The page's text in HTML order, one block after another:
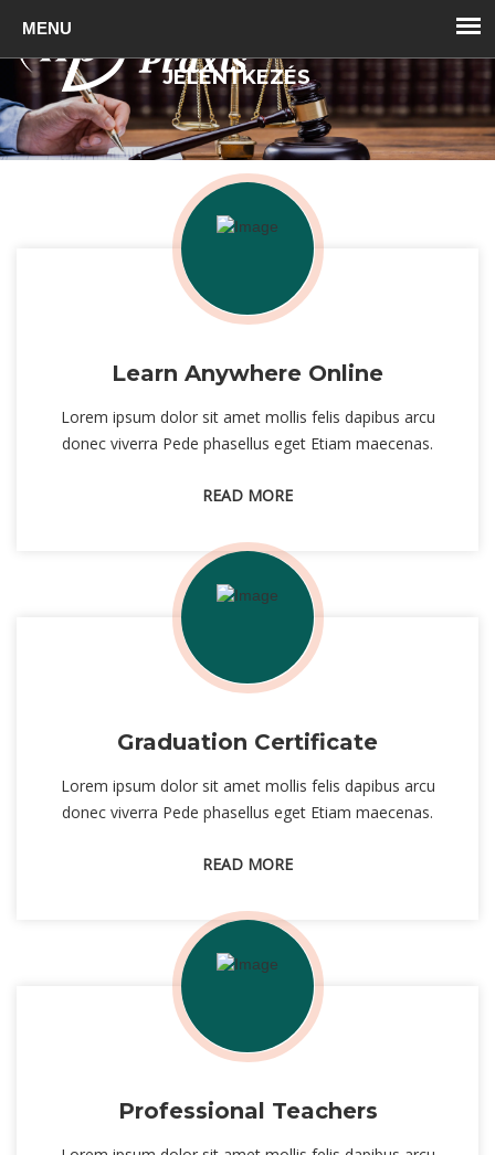
JELENTKEZÉS
Learn Anywhere Online
Lorem ipsum dolor sit amet mollis felis dapibus arcu
donec viverra Pede phasellus eget Etiam maecenas.
READ MORE
Graduation Certificate
Lorem ipsum dolor sit amet mollis felis dapibus arcu
donec viverra Pede phasellus eget Etiam maecenas.
READ MORE
Professional Teachers